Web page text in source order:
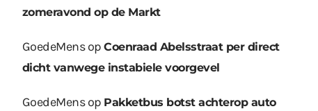
zomeravond op de Markt
GoedeMensopCoenraad Abelsstraat per direct
dicht vanwege instabiele voorgevel
GoedeMensop Pakketbus botst achterop auto